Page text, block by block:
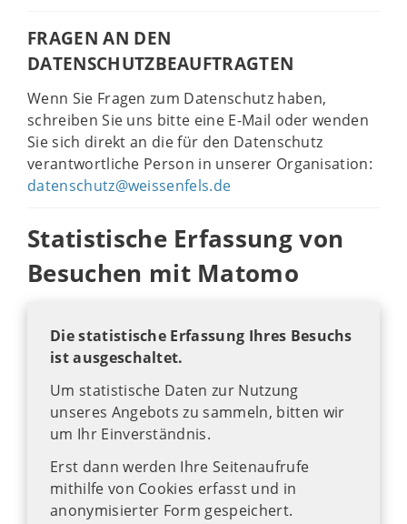
FRAGEN AN DEN
DATENSCHUTZBEAUFTRAGTEN
Wenn Sie Fragen zum Datenschutz haben,
schreiben Sie uns bitte eine E-Mail oder wenden
Sie sich direkt an die für den Datenschutz
verantwortliche Person in unserer Organisation:
datenschutz@weissenfels.de
Statistische Erfassung von
Besuchen mit Matomo
Die statistische Erfassung Ihres Besuchs
ist ausgeschaltet.
Um statistische Daten zur Nutzung
unseres Angebots zu sammeln, bitten wir
um Ihr Einverständnis.
Erst dann werden Ihre Seitenaufrufe
mithilfe von Cookies erfasst und in
anonymisierter Form gespeichert.